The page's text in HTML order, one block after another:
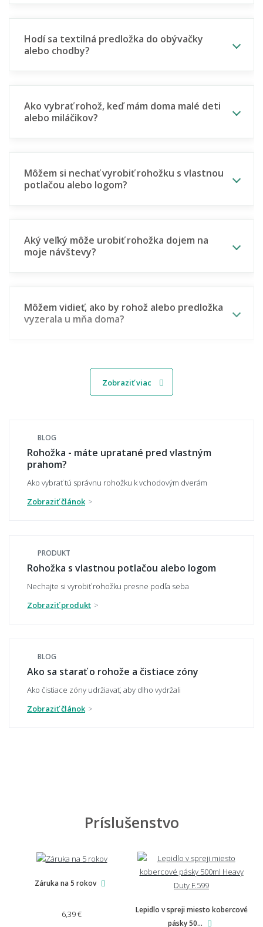
Hodí sa textilná predložka do obývačky
alebo chodby?
Ako vybrať rohož, keď mám doma malé deti
alebo miláčikov?
Môžem si nechať vyrobiť rohožku s vlastnou
potlačou alebo logom?
Aký veľký môže urobiť rohožka dojem na
moje návštevy?
Môžem vidieť, ako by rohož alebo predložka
vyzerala u mňa doma?
🧵 Materiál a odolnosť
Čo je kokosová rohož a na čo sa hodí?
Vydrží vonkajšia rohož mráz, dážď a sneh?
🧼 Čistenie a údržba
Zobraziť viac
BLOG
Rohožka - máte upratané pred vlastným
prahom?
Ako vybrať tú správnu rohožku k vchodovým dverám
Zobraziť článok
PRODUKT
Rohožka s vlastnou potlačou alebo logom
Nechajte si vyrobiť rohožku presne podľa seba
Zobraziť produkt
BLOG
Ako sa starať o rohože a čistiace zóny
Ako čistiace zóny udržiavať, aby dlho vydržali
Zobraziť článok
Príslušenstvo
Záruka na 5 rokov
6,39 €
Lepidlo v spreji miesto kobercové
pásky 50...